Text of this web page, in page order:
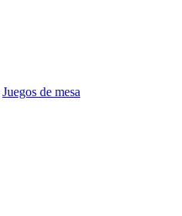
Juegos de mesa